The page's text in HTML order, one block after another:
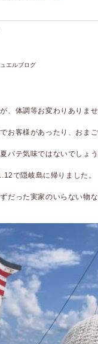
エルブログ
、体調等お変わりありませ
お客様があったり、おまご
バテ気味ではないでしょう
で隠岐島に帰りました。
だった実家のいらない物